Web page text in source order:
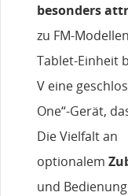
besonders
zu FM-
Tablet-Einheit
V eine
One“-Gerät,
Die Vielfalt an
optionalem
und